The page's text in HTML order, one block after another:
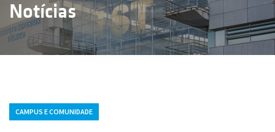
Notícias
CAMPUS E COMUNIDADE